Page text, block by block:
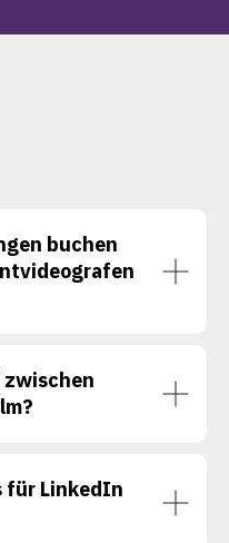
buchen
zwischen
für LinkedIn